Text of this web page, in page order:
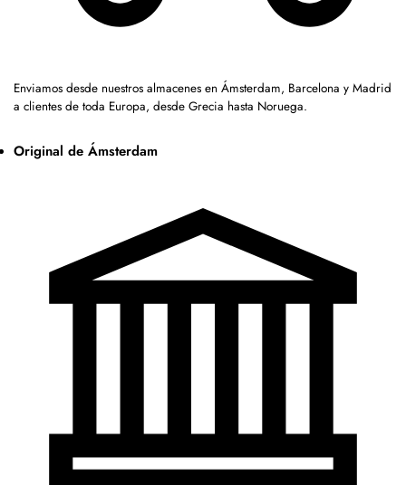
Enviamos desde nuestros almacenes en Ámsterdam, Barcelona y Madrid
a clientes de toda Europa, desde Grecia hasta Noruega.
Original de Ámsterdam